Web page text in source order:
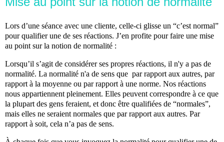
Lors d’une séance avec une cliente, celle-ci glisse un “c’est normal”
pour qualifier une de ses réactions. J’en profite pour faire une mise
au point sur la notion de normalité :
Lorsqu’il s’agit de considérer ses propres réactions, il n'y a pas de
normalité. La normalité n'a de sens que par rapport aux autres, par
rapport à la moyenne ou par rapport à une norme. Nos réactions
nous appartiennent pleinement. Elles peuvent correspondre à ce que
la plupart des gens feraient, et donc être qualifiées de “normales”,
mais elles ne seraient normales que par rapport aux autres. Par
rapport à soit, cela n’a pas de sens.